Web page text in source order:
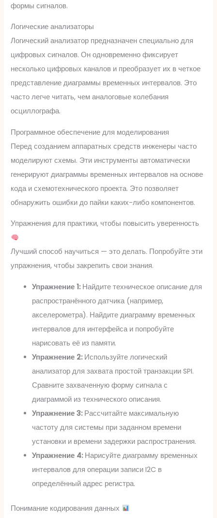
формы сигналов.
Логические анализаторы
Логический анализатор предназначен специально для
цифровых сигналов. Он одновременно фиксирует
несколько цифровых каналов и преобразует их в четкое
представление диаграммы временных интервалов. Это
часто легче читать, чем аналоговые колебания
осциллографа.
Программное обеспечение для моделирования
Перед созданием аппаратных средств инженеры часто
моделируют схемы. Эти инструменты автоматически
генерируют диаграммы временных интервалов на основе
кода и схемотехнического проекта. Это позволяет
обнаружить ошибки до пайки каких-либо компонентов.
Упражнения для практики, чтобы повысить уверенность
Лучший способ научиться — это делать. Попробуйте эти
упражнения, чтобы закрепить свои знания.
Упражнение 1:Найдите техническое описание для
распространённого датчика (например,
акселерометра). Найдите диаграмму временных
интервалов для интерфейса и попробуйте
нарисовать её из памяти.
Упражнение 2:Используйте логический
анализатор для захвата простой транзакции SPI.
Сравните захваченную форму сигнала с
диаграммой из технического описания.
Упражнение 3:Рассчитайте максимальную
частоту для системы при заданном времени
установки и времени задержки распространения.
Упражнение 4:Нарисуйте диаграмму временных
интервалов для операции записи I2C в
определённый адрес регистра.
Понимание кодирования данных